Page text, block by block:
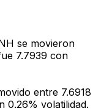
se movieron
7.7939 con
entre 7.6918
0.26% volatilidad.